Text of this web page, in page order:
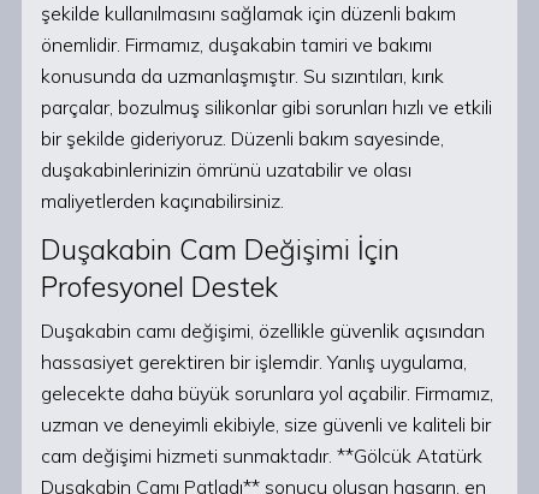
şekilde kullanılmasını sağlamak için düzenli bakım
önemlidir. Firmamız, duşakabin tamiri ve bakımı
konusunda da uzmanlaşmıştır. Su sızıntıları, kırık
parçalar, bozulmuş silikonlar gibi sorunları hızlı ve etkili
bir şekilde gideriyoruz. Düzenli bakım sayesinde,
duşakabinlerinizin ömrünü uzatabilir ve olası
maliyetlerden kaçınabilirsiniz.
Duşakabin Cam Değişimi İçin
Profesyonel Destek
Duşakabin camı değişimi, özellikle güvenlik açısından
hassasiyet gerektiren bir işlemdir. Yanlış uygulama,
gelecekte daha büyük sorunlara yol açabilir. Firmamız,
uzman ve deneyimli ekibiyle, size güvenli ve kaliteli bir
cam değişimi hizmeti sunmaktadır. **Gölcük Atatürk
Duşakabin Camı Patladı** sonucu oluşan hasarın, en